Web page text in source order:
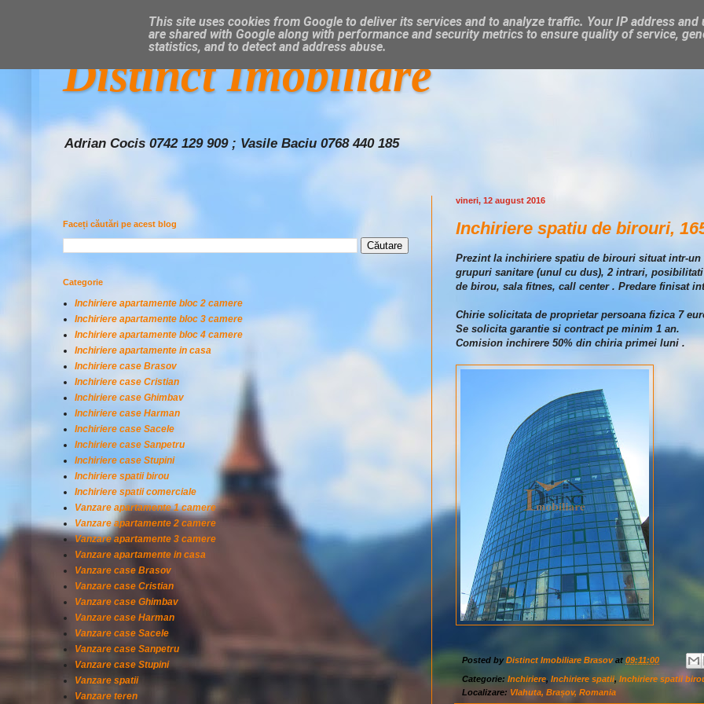
Distinct Imobiliare
Adrian Cocis 0742 129 909 ; Vasile Baciu 0768 440 185
vineri, 12 august 2016
Inchiriere spatiu de birouri,
Prezint la inchiriere spatiu de birouri situat intr-
grupuri sanitare (unul cu dus), 2 intrari,
de birou, sala fitnes, call center . Predare finisat
Chirie solicitata de proprietar persoana fizica 7
Se solicita garantie si contract pe minim 1 an.
Comision inchirere 50% din chiria primei luni .
Posted byDistinct Imobiliare Brasov at 09:11:00
Categorie: Inchiriere, Inchiriere spatii, Inchiriere spatii
Localizare: Vlahuta, Brașov, Romania
Faceți căutări pe acest blog
Categorie
Inchiriere apartamente bloc 2 camere
Inchiriere apartamente bloc 3 camere
Inchiriere apartamente bloc 4 camere
Inchiriere apartamente in casa
Inchiriere case Brasov
Inchiriere case Cristian
Inchiriere case Ghimbav
Inchiriere case Harman
Inchiriere case Sacele
Inchiriere case Sanpetru
Inchiriere case Stupini
Inchiriere spatii birou
Inchiriere spatii comerciale
Vanzare apartamente 1 camere
Vanzare apartamente 2 camere
Vanzare apartamente 3 camere
Vanzare apartamente in casa
Vanzare case Brasov
Vanzare case Cristian
Vanzare case Ghimbav
Vanzare case Harman
Vanzare case Sacele
Vanzare case Sanpetru
Vanzare case Stupini
Vanzare spatii
Vanzare teren
This site uses cookies from Google to deliver its services and to analyze traffic. Your IP address and
are shared with Google along with performance and security metrics to ensure quality of service,
statistics, and to detect and address abuse.